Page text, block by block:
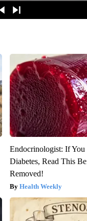
Endocrinologist: If You
Diabetes, Read This
Removed!
Health Weekly